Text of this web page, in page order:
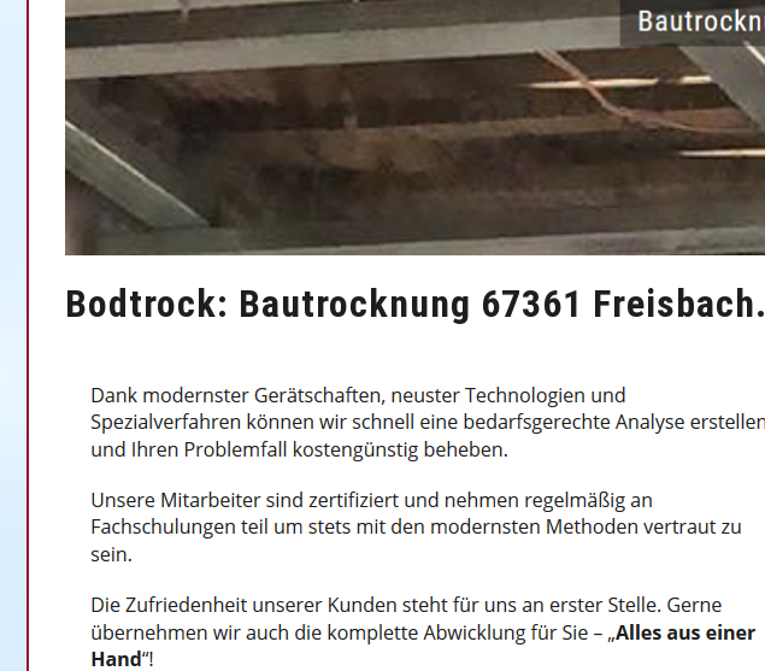
Bodtrock: Bautrocknung 67361 Freisbach.